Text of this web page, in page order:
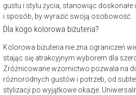
gustu i stylu życia, stanowiąc doskonałe
i sposób, by wyrazić swoją osobowość.
Dla kogo kolorowa biżuteria?
Kolorowa biżuteria nie zna ograniczeń
stając się atrakcyjnym wyborem dla
Zróżnicowane wzornictwo pozwala na
różnorodnych gustów i potrzeb, od
stylizacji po wyjątkowe okazje.